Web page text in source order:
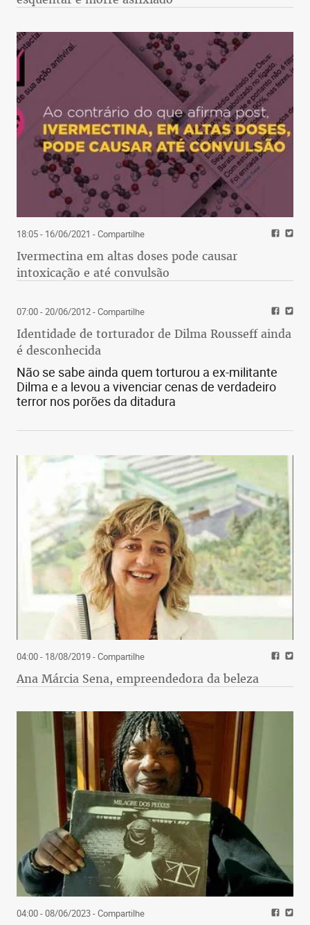
18:05 - 16/06/2021 - Compartilhe
Ivermectina em altas doses pode causar
intoxicação e até convulsão
07:00 - 20/06/2012- Compartilhe
Identidade de torturador de Dilma Rousseff ainda
é desconhecida
Não se sabe ainda quem torturou a ex-militante
Dilma e a levou a vivenciar cenas de verdadeiro
terror nos porões da ditadura
04:00 - 18/08/2019- Compartilhe
Ana Márcia Sena, empreendedora da beleza
04:00 - 08/06/2023- Compartilhe